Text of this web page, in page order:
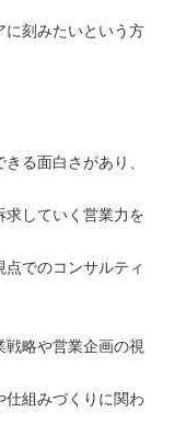
に刻みたいという方
る面白さがあり、
求していく営業力を
でのコンサルティ
戦略や営業企画の視
仕組みづくりに関わ